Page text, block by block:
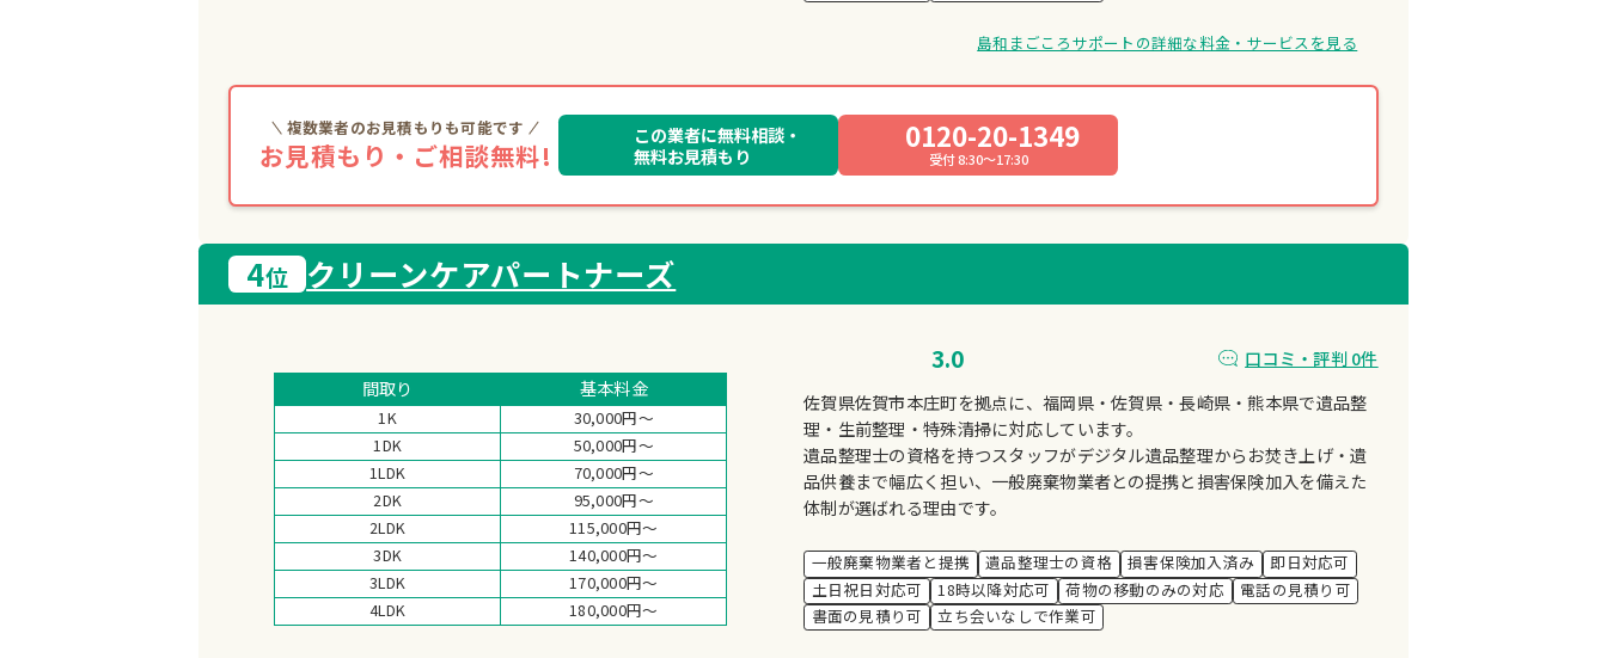
島和まごころサポートの詳細な料金・サービスを見る
複数業者のお見積もりも可能です
お見積もり・ご相談無料!
0120-20-1349
受付 8:30～17:30
この業者に無料相談・
無料お見積もり
4位 クリーンケアパートナーズ
間取り 基本料金
1K
30,000円～
1DK
50,000円～
1LDK
70,000円～
2DK
95,000円～
2LDK
115,000円～
3DK
140,000円～
3LDK
170,000円～
4LDK
180,000円～
3.0
口コミ・評判 0件
佐賀県佐賀市本庄町を拠点に、福岡県・佐賀県・長崎県・熊本県で遺品整
理・生前整理・特殊清掃に対応しています。
遺品整理士の資格を持つスタッフがデジタル遺品整理からお焚き上げ・遺
品供養まで幅広く担い、一般廃棄物業者との提携と損害保険加入を備えた
体制が選ばれる理由です。
一般廃棄物業者と提携 遺品整理士の資格 損害保険加入済み
即日対応可
土日祝日対応可
18時以降対応可 荷物の移動のみの対応
電話の見積り可
書面の見積り可
立ち会いなしで作業可